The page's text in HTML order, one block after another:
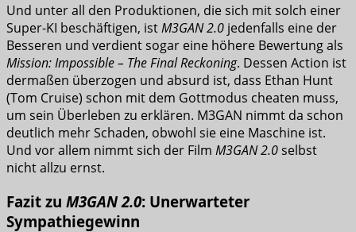
Und unter all den Produktionen, die sich mit solch einer
Super-KI beschäftigen, istM3GAN 2.0 jedenfalls eine der
Besseren und verdient sogar eine höhere Bewertung als
Mission: Impossible – The Final Reckoning. Dessen Action ist
dermaßen überzogen und absurd ist, dass Ethan Hunt
(Tom Cruise) schon mit dem Gottmodus cheaten muss,
um sein Überleben zu erklären. M3GAN nimmt da schon
deutlich mehr Schaden, obwohl sie eine Maschine ist.
Und vor allem nimmt sich der Film M3GAN 2.0selbst
nicht allzu ernst.
Fazit zu M3GAN 2.0: Unerwarteter
Sympathiegewinn